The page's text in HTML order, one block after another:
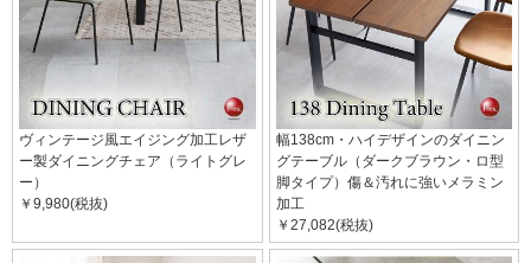
ヴィンテージ風エイジング加工レザ
ー製ダイニングチェア（ライトグレ
ー）
￥9,980(税抜)
幅138cm・ハイデザインのダイニン
グテーブル（ダークブラウン・ロ型
脚タイプ）傷＆汚れに強いメラミン
加工
￥27,082(税抜)